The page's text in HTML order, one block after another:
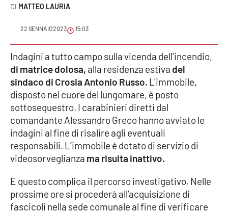
VIDEO
Ambiente
Cronaca
Cultura
Economia e Lavoro
Politica
MATTEO LAURIA
22 GENNAIO 2023 15:03
Indagini a tutto campo sulla vicenda dell'incendio,
di matrice dolosa, alla residenza estiva del
sindaco di Crosia Antonio Russo. L'immobile,
disposto nel cuore del lungomare, è posto
sottosequestro. I carabinieri diretti dal
comandante Alessandro Greco hanno avviato le
indagini al fine di risalire agli eventuali
responsabili. L’immobile è dotato di servizio di
videosorveglianza ma risulta inattivo.
E questo complica il percorso investigativo. Nelle
prossime ore si procederà all’acquisizione di
fascicoli nella sede comunale al fine di verificare